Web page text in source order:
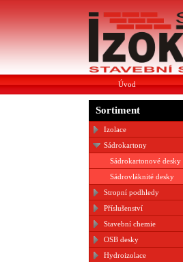
Úvod
Sortiment
Izolace
Sádrokartony
Sádrokartonové desky
Sádrovláknité desky
Stropní podhledy
Příslušenství
Stavební chemie
OSB desky
Hydroizolace